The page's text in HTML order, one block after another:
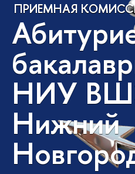
ПРИЕМНАЯ
НИУ
Нижний